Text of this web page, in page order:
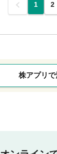
前 1 2
株アプリで